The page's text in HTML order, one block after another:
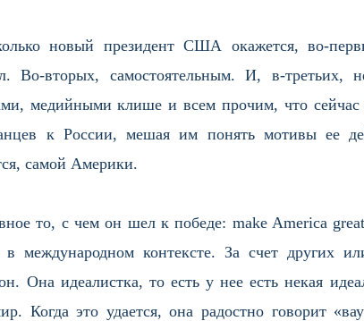
новый президент США окажется, во-
Во-вторых, самостоятельным. И, в-третьих,
медийными клише и всем прочим, что сейчас
к России, мешая им понять мотивы ее
самой Америки.
то, с чем он шел к победе: make America
в международном контексте. За счет других
Она идеалистка, то есть у нее есть некая
Когда это удается, она радостно говорит